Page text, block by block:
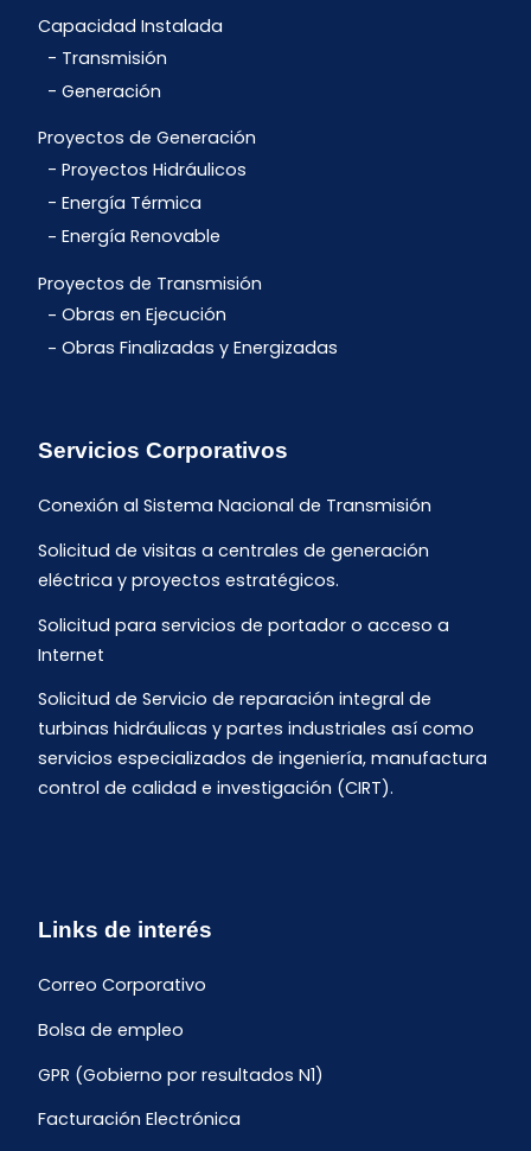
Capacidad Instalada
Transmisión
Generación
Proyectos de Generación
Proyectos Hidráulicos
Energía Térmica
Energía Renovable
Proyectos de Transmisión
Obras en Ejecución
Obras Finalizadas y Energizadas
Servicios Corporativos
Conexión al Sistema Nacional de Transmisión
Solicitud de visitas a centrales de generación
eléctrica y proyectos estratégicos.
Solicitud para servicios de portador o acceso a
Internet
Solicitud de Servicio de reparación integral de
turbinas hidráulicas y partes industriales así como
servicios especializados de ingeniería, manufactura
control de calidad e investigación (CIRT).
Links de interés
Correo Corporativo
Bolsa de empleo
GPR (Gobierno por resultados N1)
Facturación Electrónica